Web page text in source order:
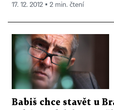
17. 12. 2012 ▪ 2 min. čtení
Babiš chce stavět u